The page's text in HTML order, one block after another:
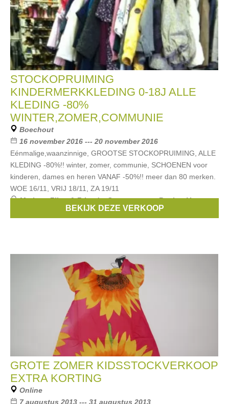
STOCKOPRUIMING
KINDERMERKKLEDING 0-18J ALLE
KLEDING -80%
WINTER,ZOMER,COMMUNIE
Boechout
16 november 2016 --- 20 november 2016
Eénmalige,waanzinnige, GROOTSE STOCKOPRUIMING, ALLE
KLEDING -80%!! winter, zomer, communie, SCHOENEN voor
kinderen, dames en heren VANAF -50%!! meer dan 80 merken.
WOE 16/11, VRIJ 18/11, ZA 19/11
Merken:Filou & Friends,Scapa,strass,Replay,Van
BEKIJK DEZE VERKOOP
GROTE ZOMER KIDSSTOCKVERKOOP
EXTRA KORTING
Online
7 augustus 2013 --- 31 augustus 2013